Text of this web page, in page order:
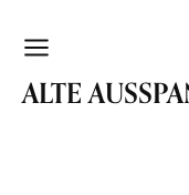
ALTE